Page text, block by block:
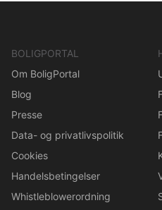
BOLIGPORTAL
Om BoligPortal
Blog
Presse
Data- og privatlivspolitik
Cookies
Handelsbetingelser
Whistleblowerordning